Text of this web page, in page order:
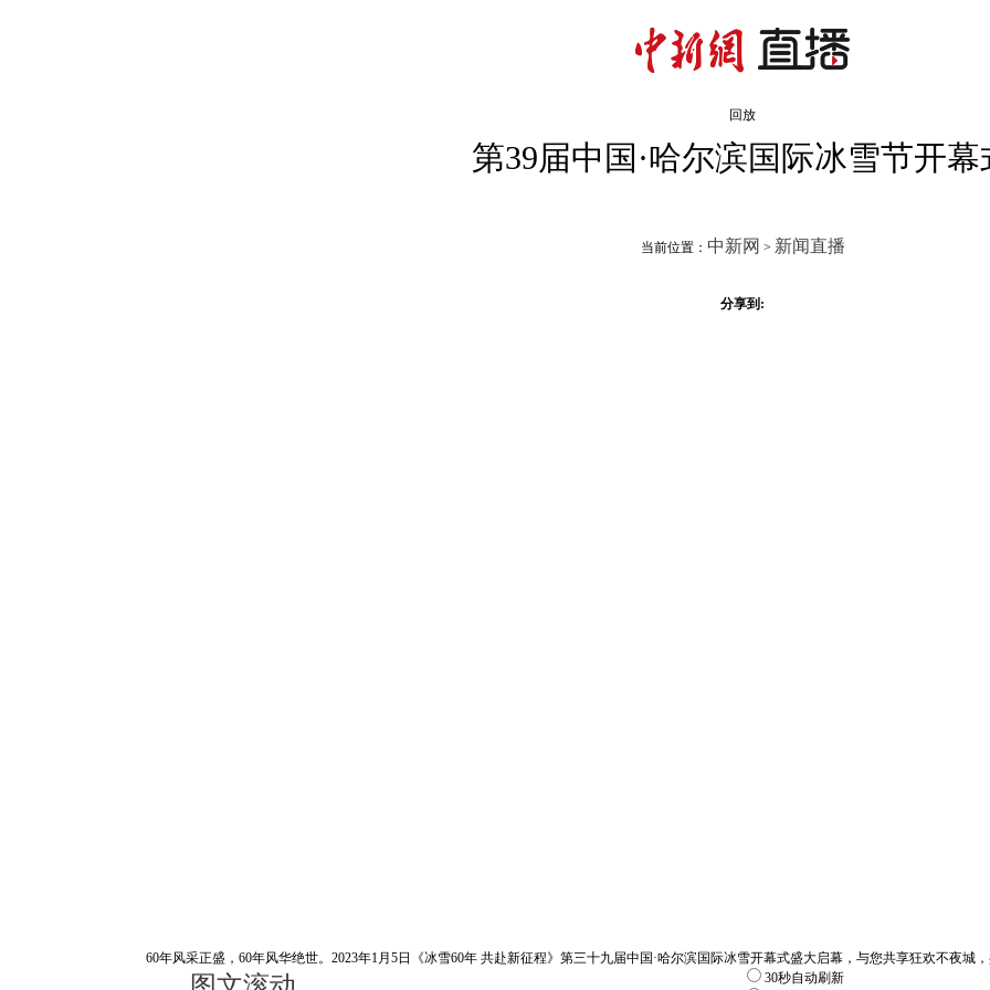
回放
第39届中国·哈尔滨国际冰雪节开幕
当前位置： 中新网 > 新闻直播
分享到:
60年风采正盛，60年风华绝世。2023年1月5日《冰雪60年 共赴新征程》第三十九届中国·哈尔滨国际冰雪开幕式盛大启幕，与您共享狂欢不夜城
30秒自动刷新